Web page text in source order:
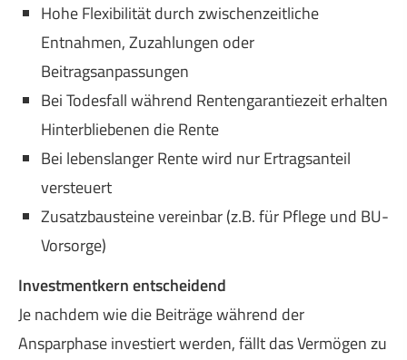
Hohe Flexibilität durch zwischenzeitliche
Entnahmen, Zuzahlungen oder
Beitragsanpassungen
Bei Todesfall während Rentengarantiezeit erhalten
Hinterbliebenen die Rente
Bei lebenslanger Rente wird nur Ertragsanteil
versteuert
Zusatzbausteine vereinbar (z.B. für Pflege und BU-
Vorsorge)
Investmentkern entscheidend
Je nachdem wie die Beiträge während der
Ansparphase investiert werden, fällt das Vermögen zu